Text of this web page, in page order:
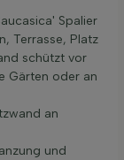
Spalier
Terrasse, Platz
schützt vor
Gärten oder an
an
und